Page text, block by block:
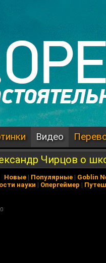
Видео
Чирцов о
Новые | Популярные | Goblin
науки | Опергеймер |